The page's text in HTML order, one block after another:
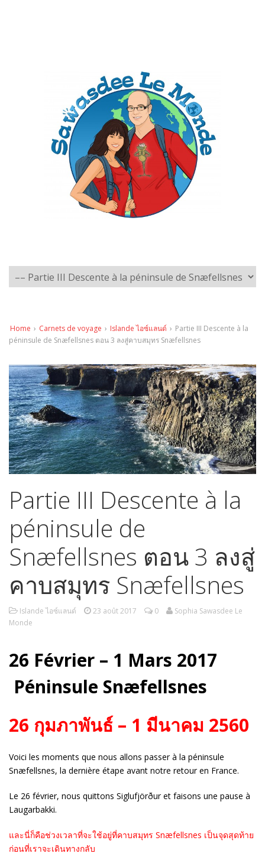
Home › Carnets de voyage › Islande ไอซ์แลนด์ › Partie III Descente à la
péninsule de Snæfellsnes ตอน 3 ลงสู่คาบสมุทร Snæfellsnes
Partie III Descente à la
péninsule de
Snæfellsnes ตอน 3 ลงสู่
คาบสมุทร Snæfellsnes
Islande ไอซ์แลนด์ 23 août 2017 0
Sophia Sawasdee Le
Monde
26 Février – 1 Mars 2017
Péninsule Snæfellsnes
26 กุมภาพันธ์ – 1 มีนาคม 2560
Voici les moments que nous allons passer à la péninsule
Snæfellsnes, la dernière étape avant notre retour en France.
Le 26 février, nous quittons Siglufjörður et faisons une pause à
Laugarbakki.
และนี่ก็คือช่วงเวลาที่จะใช้อยู่ที่คาบสมุทร Snæfellsnes เป็นจุดสุดท้าย
ก่อนที่เราจะเดินทางกลับ